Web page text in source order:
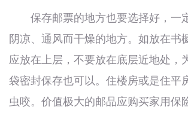
保存邮票的地方也要选择好，一
阴凉、通风而干燥的地方。如放在书
应放在上层，不要放在底层近地处，
袋密封保存也可以。住楼房或是住平
虫咬。价值极大的邮品应购买家用保